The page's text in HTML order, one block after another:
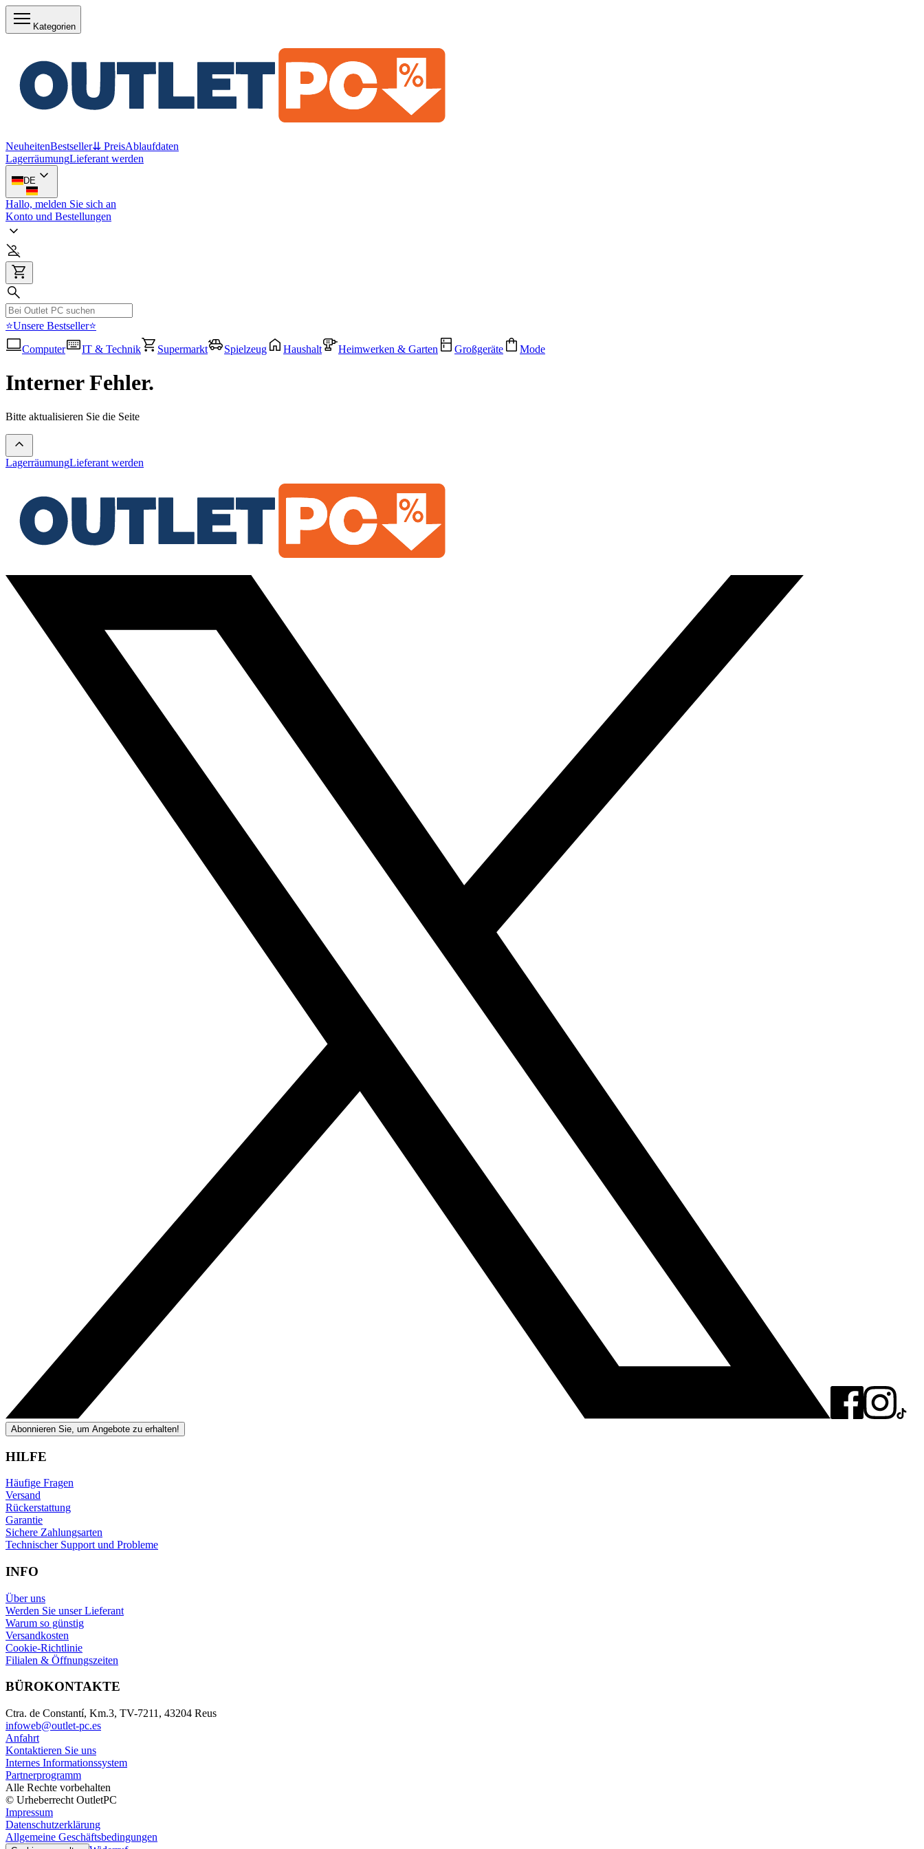
Kategorien
NeuheitenBestseller⇊ PreisAblaufdaten
LagerräumungLieferant werden
DE
Hallo, melden Sie sich an
Konto und Bestellungen
⭐Unsere Bestseller⭐
Computer
IT & Technik Supermarkt Spielzeug Haushalt Heimwerken & Garten Großgeräte Mode
Interner Fehler.
Bitte aktualisieren Sie die Seite
LagerräumungLieferant werden
Abonnieren Sie, um Angebote zu erhalten!
HILFE
Häufige Fragen
Versand
Rückerstattung
Garantie
Sichere Zahlungsarten
Technischer Support und Probleme
INFO
Über uns
Werden Sie unser Lieferant
Warum so günstig
Versandkosten
Cookie-Richtlinie
Filialen & Öffnungszeiten
BÜROKONTAKTE
Ctra. de Constantí, Km.3, TV-7211, 43204 Reus
infoweb@outlet-pc.es
Anfahrt
Kontaktieren Sie uns
Internes Informationssystem
Partnerprogramm
Alle Rechte vorbehalten
© Urheberrecht OutletPC
Impressum
Datenschutzerklärung
Allgemeine Geschäftsbedingungen